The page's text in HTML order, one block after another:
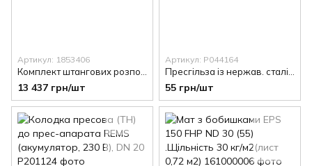
Артикул: 1853406
13 437 грн/шт
Артикул: P044164
55 грн/шт